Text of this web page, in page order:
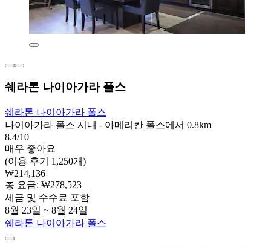
쉐라톤 나이아가라 폴스
쉐라톤 나이아가라 폴스
나이아가라 폴스 시내 - 아메리칸 폴스에서 0.8km
8.4/10
매우 좋아요
(이용 후기 1,250개)
₩214,136
총 요금: ₩278,523
세금 및 수수료 포함
8월 23일 ~ 8월 24일
쉐라톤 나이아가라 폴스